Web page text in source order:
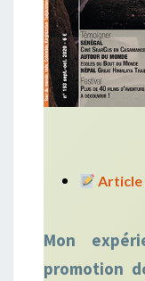
Article
Mon
promotion